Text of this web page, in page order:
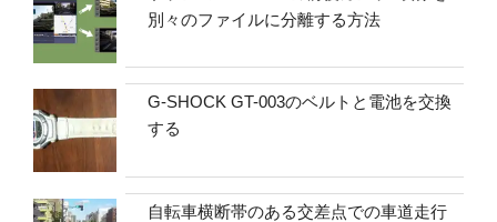
別々のファイルに分離する方法
G-SHOCK GT-003のベルトと電池を交換
する
自転車横断帯のある交差点での車道走行